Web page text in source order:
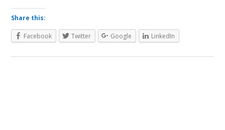
Share this:
Facebook Twitter Google LinkedIn